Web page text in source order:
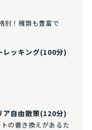
別！種類も豊富で
レッキング(100分)
ア自由散策(120分)
の書き換えがあるた